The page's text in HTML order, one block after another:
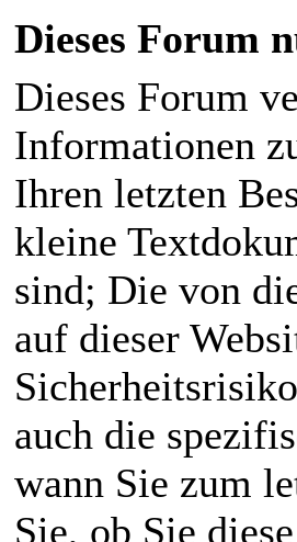
Dieses Forum
Dieses Forum
Informationen
Ihren letzten
kleine
sind; Die von
auf dieser
auch die
wann Sie zum
Sie, ob Sie